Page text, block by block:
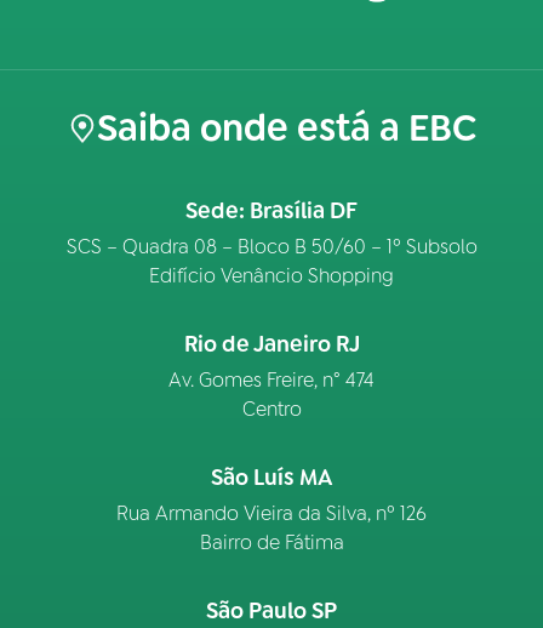
Saiba onde está a EBC
Sede: Brasília DF
SCS – Quadra 08 – Bloco B 50/60 – 1º Subsolo
Edifício Venâncio Shopping
Rio de Janeiro RJ
Av. Gomes Freire, n° 474
Centro
São Luís MA
Rua Armando Vieira da Silva, nº 126
Bairro de Fátima
São Paulo SP